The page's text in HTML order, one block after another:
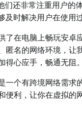
们还非常注重用户的
时解决用户在使用
在电脑上畅玩安卓
名的网络环境，让
心应手，畅通无阻。
一个有跨境网络需求
利，让你在虚拟的